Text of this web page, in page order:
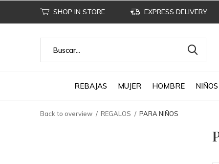
REBAJAS MUJER HOMBRE NIÑOS
SHOP IN STORE EXPRESS DELIVERY
Back to overview REGALOS PARA NIÑOS